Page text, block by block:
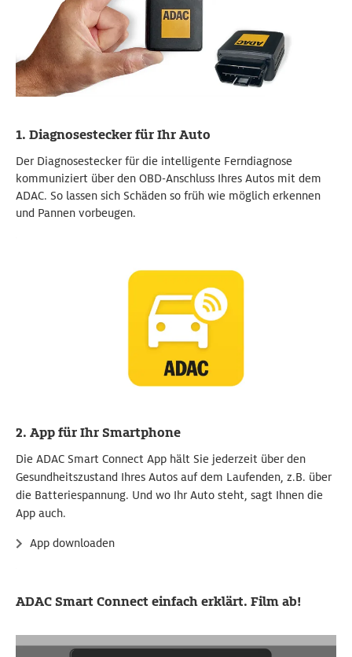
1. Diagnosestecker für Ihr Auto
Der Diagnosestecker für die intelligente Ferndiagnose
kommuniziert über den OBD-Anschluss Ihres Autos mit dem
ADAC. So lassen sich Schäden so früh wie möglich erkennen
und Pannen vorbeugen.
2. App für Ihr Smartphone
Die ADAC Smart Connect App hält Sie jederzeit über den
Gesundheitszustand Ihres Autos auf dem Laufenden, z.B. über
die Batteriespannung. Und wo Ihr Auto steht, sagt Ihnen die
App auch.
App downloaden
ADAC Smart Connect einfach erklärt. Film ab!